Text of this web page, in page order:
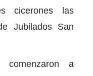
cicerones las
Jubilados San
a